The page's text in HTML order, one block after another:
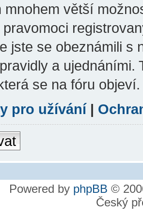
mnohem větší
jste se obeznámili s
a ujednáními.
se na fóru objeví.
pro užívání|
Powered by phpBB ©
Český